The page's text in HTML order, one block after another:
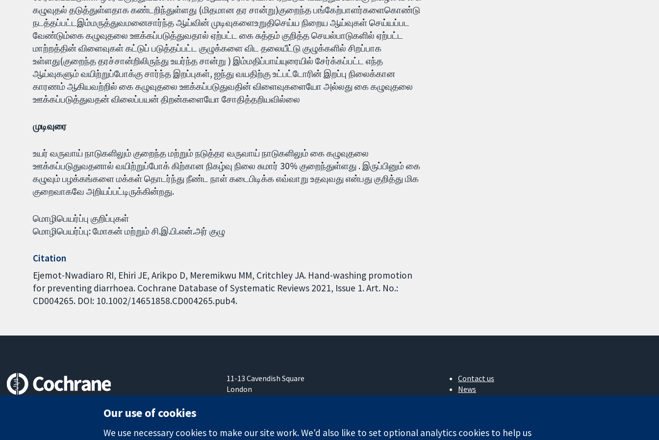
கழுவுதல் தடுத்துள்ளதாக கண்டறிந்துள்ளது (மிதமான தர சான்று)குறைந்த பங்கேற்பாளர்களைகொண்டு
நடத்தப்பட்டஇம்மருத்துவமனைசார்ந்த ஆய்வின் முடிவுகளைஉறுதிசெய்ய நிறைய ஆய்வுகள் செய்யப்பட
வேண்டும்கை கழுவுதலை ஊக்கப்படுத்துவதால் ஏற்பட்ட கை சுத்தம் குறித்த செயல்பாடுகளில் ஏற்பட்ட
மாற்றத்தின் விளைவுகள் கட்டுப் படுத்தப்பட்ட குழுக்களை விட தலையீட்டு குழுக்களில் சிறப்பாக
உள்ளது(குறைந்த தரச்சான்றிலிருந்து உயர்ந்த சான்று ) இம்மதிப்பாய்யுரையில் சேர்க்கப்பட்ட எந்த
ஆய்வுகளும் வயிற்றுப்போக்கு சார்ந்த இறப்புகள், ஐந்து வயதிற்கு உட்பட்டோரின் இறப்பு நிலைக்கான
காரணம் ஆகியவற்றில் கை கழுவுதலை ஊக்கப்படுதுவதின் விளைவுகளையோ அல்லது கை கழுவுதலை
ஊக்கப்படுத்துவதன் விலைப்பயன் திறன்களையோ சோதித்தறியவில்லை
முடிவுரை
உயர் வருவாய் நாடுகளிலும் குறைந்த மற்றும் நடுத்தர வருவாய் நாடுகளிலும் கை கழுவுதலை
ஊக்கப்படுதுவதனால் வயிற்றுப்போக் கிற்கான நிகழ்வு நிலை சுமார் 30% குறைந்துள்ளது . இருப்பினும் கை
கழுவும் பழக்கங்களை மக்கள் தொடர்ந்து நீண்ட நாள் கடைபிடிக்க எவ்வாறு உதவுவது என்பது குறித்து மிக
குறைவாகவே அறியப்பட்டிருக்கின்றது.
மொழிபெயர்ப்பு குறிப்புகள்
மொழிபெயர்ப்பு: மோகன் மற்றும் சி.இ.பி.என்.அர் குழு
Citation
Ejemot-Nwadiaro RI, Ehiri JE, Arikpo D, Meremikwu MM, Critchley JA. Hand-washing promotion
for preventing diarrhoea. Cochrane Database of Systematic Reviews 2021, Issue 1. Art. No.:
CD004265. DOI: 10.1002/14651858.CD004265.pub4.
11-13 Cavendish Square
London
Contact us
News
Cochrane Library
Our use of cookies
We use necessary cookies to make our site work. We'd also like to set optional analytics cookies to help us